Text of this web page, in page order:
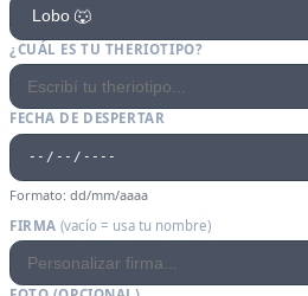
¿CUÁL ES TU THERIOTIPO?
FECHA DE DESPERTAR
Formato: dd/mm/aaaa
FIRMA(vacío = usa tu nombre)